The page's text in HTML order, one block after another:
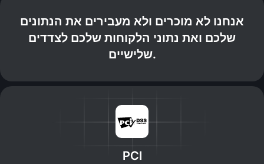
אנחנו לא מוכרים ולא מעבירים את הנתונים
שלכם ואת נתוני הלקוחות שלכם לצדדים
שלישיים.
PCI